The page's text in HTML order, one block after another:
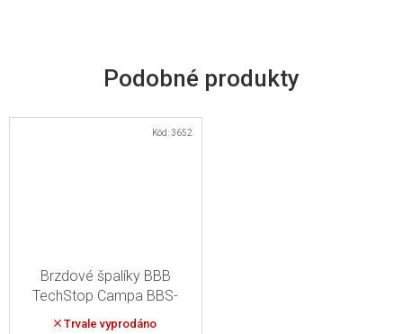
Brzdové špalíky BBB
TechStop Campa BBS-
23CT
Trvale vyprodáno
Kód:3652